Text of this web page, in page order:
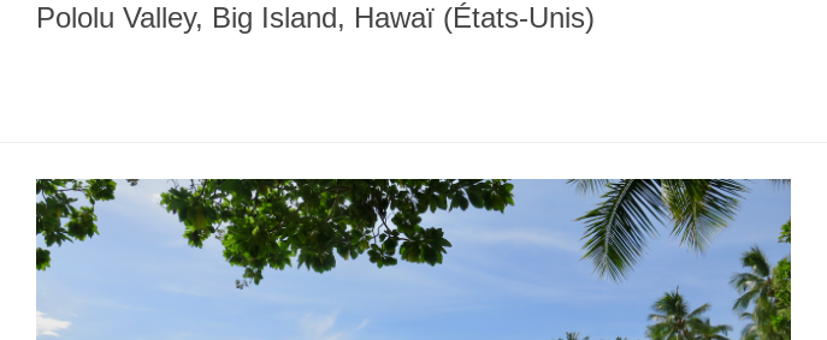
Pololu Valley, Big Island, Hawaï (États-Unis)